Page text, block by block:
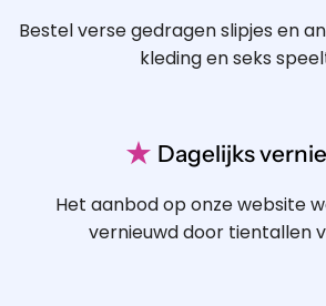
Bestel verse gedragen slipjes en
kleding en seks
★ Dagelijks
Het aanbod op onze website
vernieuwd door tientallen